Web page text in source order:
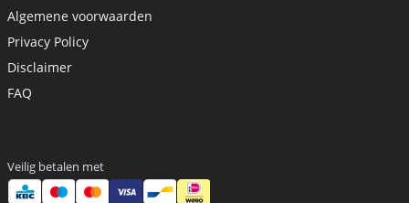
Algemene voorwaarden
Privacy Policy
Disclaimer
FAQ
Veilig betalen met